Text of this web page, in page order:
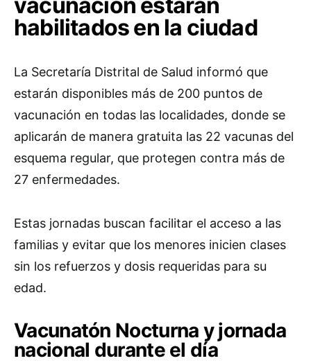
vacunación estarán
habilitados en la ciudad
La Secretaría Distrital de Salud informó que
estarán disponibles más de 200 puntos de
vacunación en todas las localidades, donde se
aplicarán de manera gratuita las 22 vacunas del
esquema regular, que protegen contra más de
27 enfermedades.
Estas jornadas buscan facilitar el acceso a las
familias y evitar que los menores inicien clases
sin los refuerzos y dosis requeridas para su
edad.
Vacunatón Nocturna y jornada
nacional durante el día